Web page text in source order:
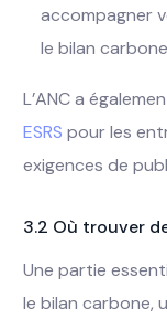
accompagner
le bilan
L’ANC a
ESRS pour les
exigences de
3.2 Où trouver
Une partie
le bilan carbone,